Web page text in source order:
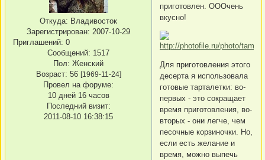
Откуда: Владивосток
Зарегистрирован: 2007-10-29
Приглашений: 0
Сообщений: 1517
Пол: Женский
Возраст: 56 [1969-11-24]
Провел на форуме:
10 дней 16 часов
Последний визит:
2011-08-10 16:38:15
приготовлен. ОООчень
вкусно!
Для приготовления этого
десерта я использовала
готовые тарталетки: во-
первых - это сокращает
время приготовления, во-
вторых - они легче, чем
песочные корзиночки. Но,
если есть желание и
время, можно выпечь